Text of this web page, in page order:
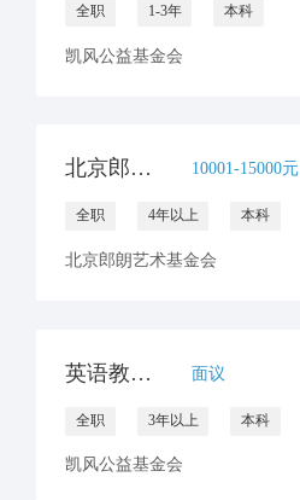
全职 1-3年 本科
凯风公益基金会
北京郎朗艺术基金会项目经理 10001-15000元
全职 4年以上 本科
北京郎朗艺术基金会
英语教研员招聘 面议
全职 3年以上 本科
凯风公益基金会